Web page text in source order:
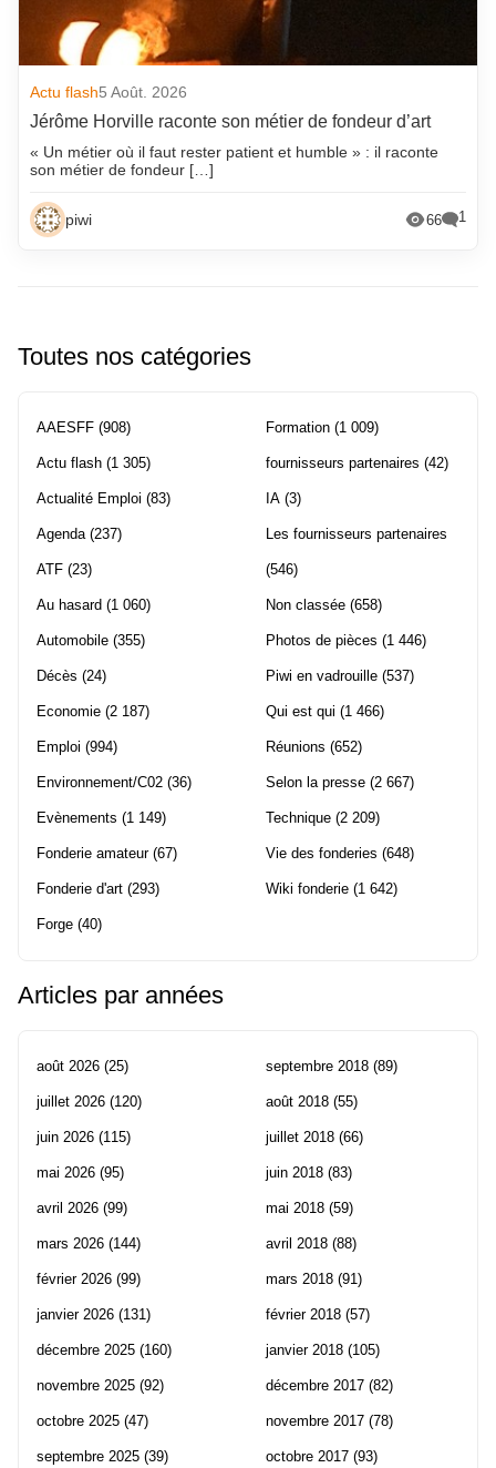
Actu flash5 Août. 2026
Jérôme Horville raconte son métier de fondeur d’art
« Un métier où il faut rester patient et humble » : il raconte
son métier de fondeur […]
piwi 66 1
Toutes nos catégories
AAESFF (908)
Actu flash (1 305)
Actualité Emploi (83)
Agenda(237)
ATF (23)
Au hasard (1 060)
Automobile (355)
Décès (24)
Economie (2 187)
Emploi (994)
Environnement/C02 (36)
Evènements (1 149)
Fonderie amateur(67)
Fonderie d'art (293)
Forge (40)
Formation (1 009)
fournisseurs partenaires (42)
IA (3)
Les fournisseurs partenaires
(546)
Non classée (658)
Photos de pièces (1 446)
Piwi en vadrouille (537)
Qui est qui (1 466)
Réunions (652)
Selon la presse (2 667)
Technique (2 209)
Vie des fonderies (648)
Wiki fonderie (1 642)
Articles par années
août 2026 (25)
juillet 2026 (120)
juin 2026 (115)
mai 2026 (95)
avril 2026 (99)
mars 2026 (144)
février 2026 (99)
janvier 2026 (131)
décembre 2025 (160)
novembre 2025 (92)
octobre 2025 (47)
septembre 2025 (39)
septembre 2018 (89)
août 2018 (55)
juillet 2018 (66)
juin 2018 (83)
mai 2018 (59)
avril 2018 (88)
mars 2018 (91)
février 2018 (57)
janvier 2018 (105)
décembre 2017 (82)
novembre 2017 (78)
octobre 2017 (93)